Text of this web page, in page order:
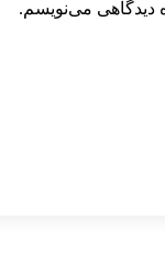
دیدگاهی می‌نویسم.